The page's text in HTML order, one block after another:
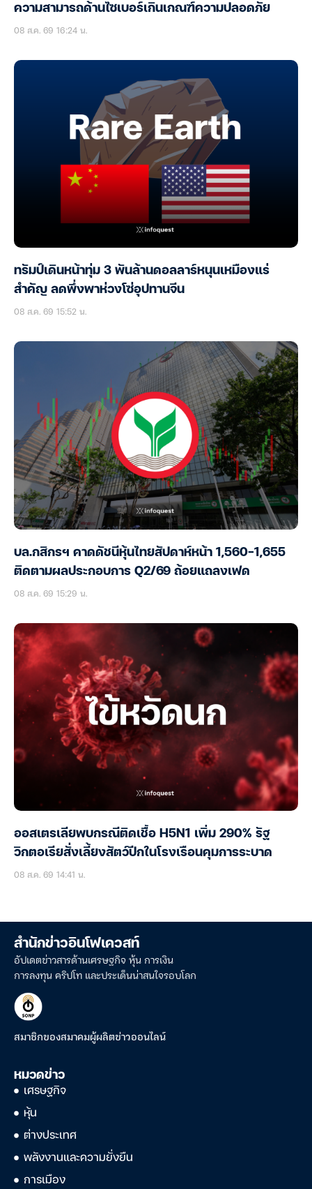
ความสามารถด้านไซเบอร์เกินเกณฑ์ความปลอดภัย
08 ส.ค. 69 16:24 น.
ทรัมป์เดินหน้าทุ่ม 3 พันล้านดอลลาร์หนุนเหมืองแร่
สำคัญ ลดพึ่งพาห่วงโซ่อุปทานจีน
08 ส.ค. 69 15:52 น.
บล.กสิกรฯ คาดดัชนีหุ้นไทยสัปดาห์หน้า 1,560-1,655
ติดตามผลประกอบการ Q2/69 ถ้อยแถลงเฟด
08 ส.ค. 69 15:29 น.
ออสเตรเลียพบกรณีติดเชื้อ H5N1 เพิ่ม 290% รัฐ
วิกตอเรียสั่งเลี้ยงสัตว์ปีกในโรงเรือนคุมการระบาด
08 ส.ค. 69 14:41 น.
สำนักข่าวอินโฟเควสท์
อัปเดตข่าวสารด้านเศรษฐกิจ หุ้น การเงิน
การลงทุน คริปโท และประเด็นน่าสนใจรอบโลก
สมาชิกของสมาคมผู้ผลิตข่าวออนไลน์
หมวดข่าว
เศรษฐกิจ
หุ้น
ต่างประเทศ
พลังงานและความยั่งยืน
การเมือง